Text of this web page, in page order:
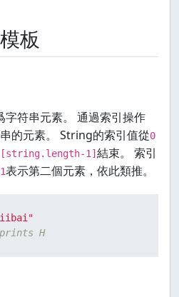
板
符串元素。 通過索引操作
的元素。 String的索引值從0
1] 結束。 索引
1表示第二個元素，依此類推。
H